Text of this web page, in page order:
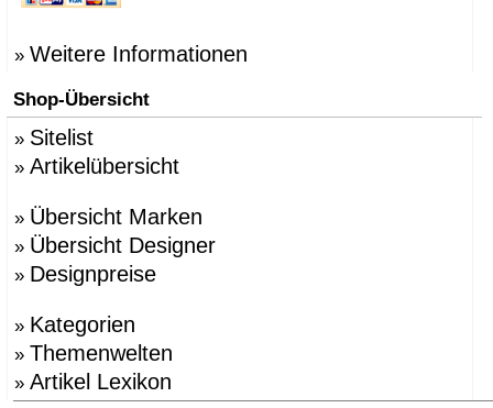
» Weitere Informationen
Shop-Übersicht
» Sitelist
» Artikelübersicht
» Übersicht Marken
» Übersicht Designer
» Designpreise
» Kategorien
» Themenwelten
» Artikel Lexikon